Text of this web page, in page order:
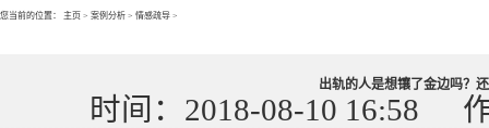
您当前的位置： 主页 > 案例分析 > 情感疏导 >
出轨的人是想镶了金边吗？
时间：2018-08-10 16:58